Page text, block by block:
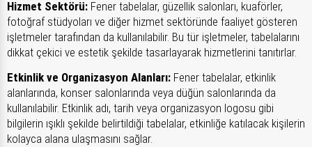
Hizmet Sektörü: Fener tabelalar, güzellik salonları, kuaförler,
fotoğraf stüdyoları ve diğer hizmet sektöründe faaliyet gösteren
işletmeler tarafından da kullanılabilir. Bu tür işletmeler, tabelalarını
dikkat çekici ve estetik şekilde tasarlayarak hizmetlerini tanıtırlar.
Etkinlik ve Organizasyon Alanları: Fener tabelalar, etkinlik
alanlarında, konser salonlarında veya düğün salonlarında da
kullanılabilir. Etkinlik adı, tarih veya organizasyon logosu gibi
bilgilerin ışıklı şekilde belirtildiği tabelalar, etkinliğe katılacak kişilerin
kolayca alana ulaşmasını sağlar.